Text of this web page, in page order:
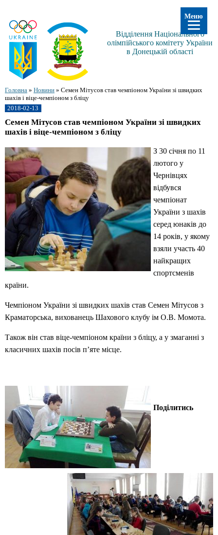
Відділення Національного
олімпійського комітету України
в Донецькій області
Головна » Новини » Семен Мітусов став чемпіоном України зі швидких
шахів і віце-чемпіоном з бліцу
2018-02-13
Семен Мітусов став чемпіоном України зі швидких
шахів і віце-чемпіоном з бліцу
З 30 січня по 11
лютого у
Чернівцях
відбувся
чемпіонат
України з шахів
серед юнаків до
14 років, у якому
взяли участь 40
найкращих
спортсменів
країни.
Чемпіоном України зі швидких шахів став Семен Мітусов з
Краматорська, вихованець Шахового клубу ім О.В. Момота.
Також він став віце-чемпіоном країни з бліцу, а у змаганні з
класичних шахів посів п’яте місце.
Поділитись
Меню